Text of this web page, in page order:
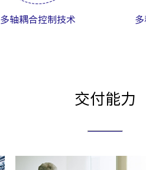
多轴耦合控制技术
交付能力